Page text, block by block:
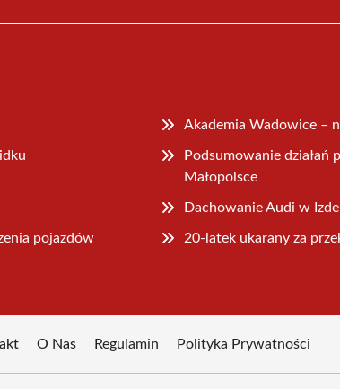
Akademia Wadowice –
Podsumowanie działań
Małopolsce
Dachowanie Audi w
pojazdów
20-latek ukarany za
O Nas Regulamin Polityka Prywatności